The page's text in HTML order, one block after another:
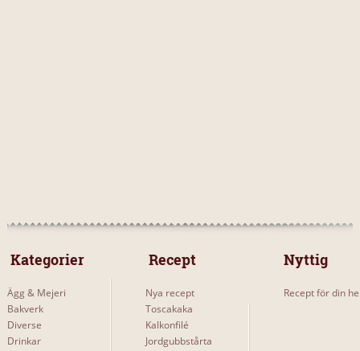
Kategorier
Ägg & Mejeri
Bakverk
Diverse
Drinkar
Recept
Nya recept
Toscakaka
Kalkonfilé
Jordgubbstårta
Nyttig
Recept för din